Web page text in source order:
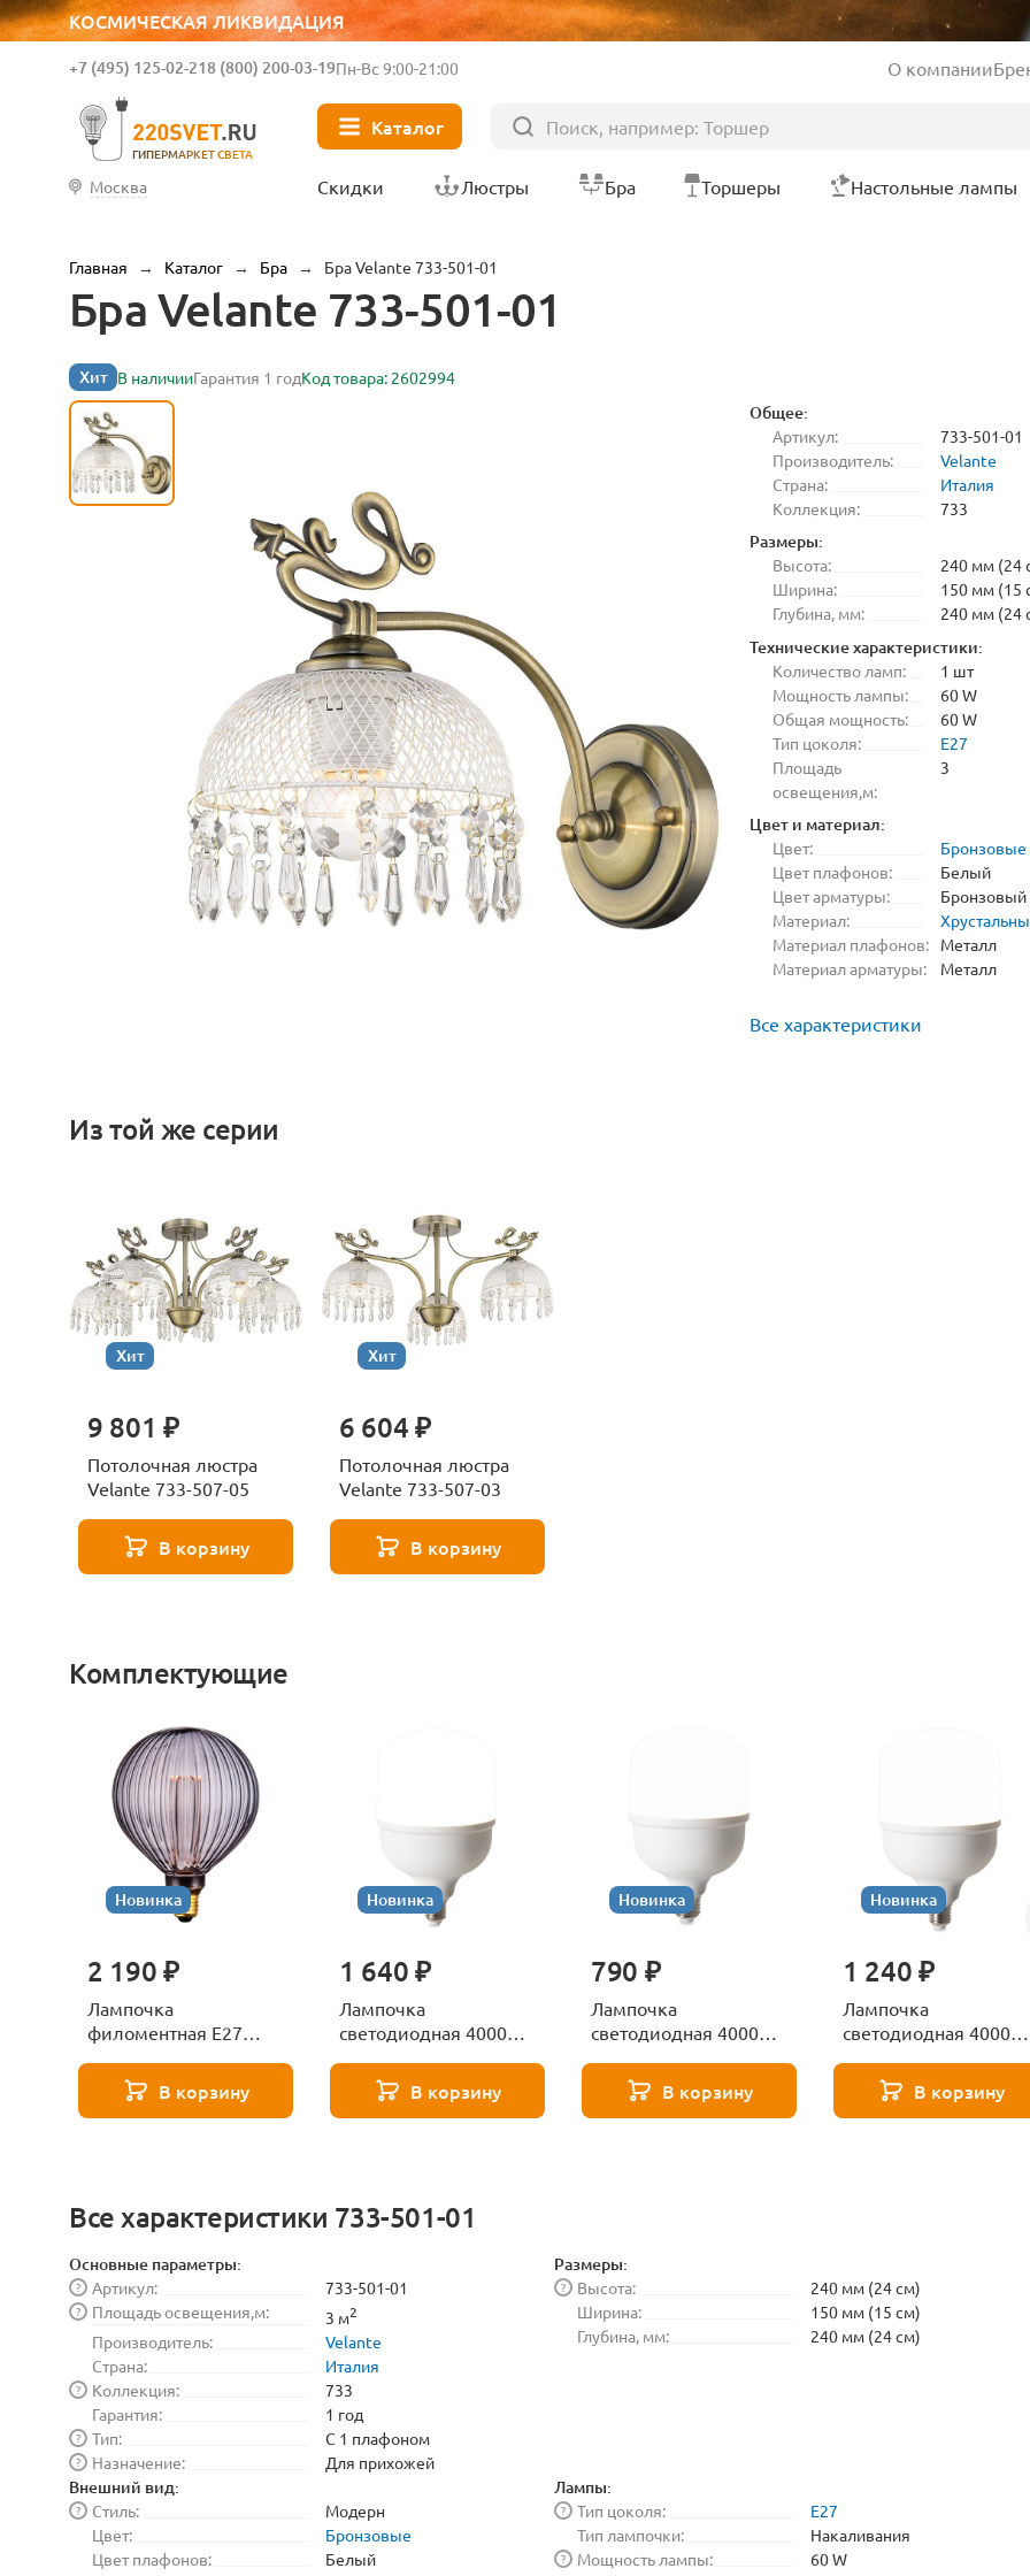
КОСМИЧЕСКАЯ ЛИКВИДАЦИЯ
ГИПЕРМАРКЕТ СВЕТА
+7 (495) 125-02-218 (800) 200-03-19Пн-Вс 9:00-21:00 О компании
Каталог
Москва Скидки Люстры Бра Торшеры Настольные лампы
Главная → Каталог → Бра → Бра Velante 733-501-01
Бра Velante 733-501-01
Хит В наличииГарантия 1 годКод товара: 2602994
Общее:
Артикул:
733-501-01
Производитель:
Velante
Страна:
Италия
Коллекция:
733
Размеры:
Высота:
240 мм (24
Ширина:
150 мм (15
Глубина, мм:
240 мм (24
Технические характеристики:
Количество ламп:
1 шт
Мощность лампы:
60 W
Общая мощность:
60 W
Тип цоколя:
E27
Площадь
освещения,м:
3
Цвет и материал:
Цвет:
Бронзовые
Цвет плафонов:
Белый
Цвет арматуры:
Бронзовый
Материал:
Материал плафонов:
Металл
Материал арматуры:
Металл
Все характеристики
Из той же серии
Хит
9 801 ₽
Потолочная люстра
Velante 733-507-05
В корзину
Хит
6 604 ₽
Потолочная люстра
Velante 733-507-03
В корзину
Комплектующие
Новинка
2 190 ₽
Лампочка
филоментная Е27
8529
В корзину
Новинка
1 640 ₽
Лампочка
светодиодная 4000К
271 8589В корзину
Новинка
790 ₽
Лампочка
светодиодная 4000К
271 8587В корзину
Новинка
1 240 ₽
Лампочка
светодиодная 4000К
271 8588В корзину
Все характеристики 733-501-01
Основные параметры:
Артикул:
?
733-501-01
Площадь освещения,м:
? 3 м2
Производитель:
Velante
Страна:
Италия
Коллекция:
?
733
Гарантия:
1 год
Тип:
?
С 1 плафоном
Назначение:
? Для прихожей
Размеры:
Высота:
?
240 мм (24 см)
Ширина:
150 мм (15 см)
Глубина, мм:
240 мм (24 см)
Внешний вид:
Стиль:
?
Модерн
Цвет:
Бронзовые
Цвет плафонов:
Белый
Лампы:
Тип цоколя:
?
E27
Тип лампочки:
Накаливания
Мощность лампы:
?
60 W